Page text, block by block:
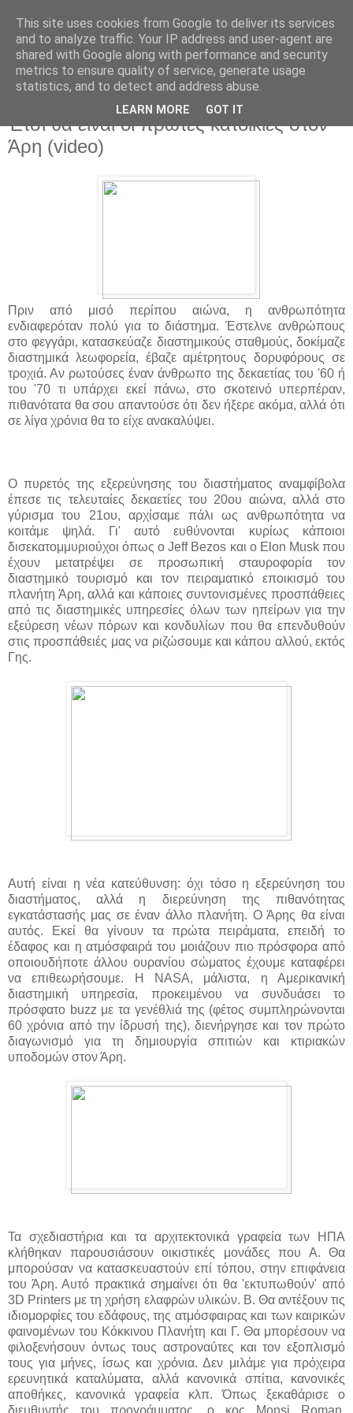
Έτσι θα είναι οι πρώτες κατοικίες στον
Άρη (video)
Πριν από μισό περίπου αιώνα, η ανθρωπότητα
ενδιαφερόταν πολύ για το διάστημα. Έστελνε ανθρώπους
στο φεγγάρι, κατασκεύαζε διαστημικούς σταθμούς, δοκίμαζε
διαστημικά λεωφορεία, έβαζε αμέτρητους δορυφόρους σε
τροχιά. Αν ρωτούσες έναν άνθρωπο της δεκαετίας του '60 ή
του '70 τι υπάρχει εκεί πάνω, στο σκοτεινό υπερπέραν,
πιθανότατα θα σου απαντούσε ότι δεν ήξερε ακόμα, αλλά ότι
σε λίγα χρόνια θα το είχε ανακαλύψει.
Ο πυρετός της εξερεύνησης του διαστήματος αναμφίβολα
έπεσε τις τελευταίες δεκαετίες του 20ου αιώνα, αλλά στο
γύρισμα του 21ου, αρχίσαμε πάλι ως ανθρωπότητα να
κοιτάμε ψηλά. Γι' αυτό ευθύνονται κυρίως κάποιοι
δισεκατομμυριούχοι όπως ο Jeff Bezos και ο Elon Musk που
έχουν μετατρέψει σε προσωπική σταυροφορία τον
διαστημικό τουρισμό και τον πειραματικό εποικισμό του
πλανήτη Άρη, αλλά και κάποιες συντονισμένες προσπάθειες
από τις διαστημικές υπηρεσίες όλων των ηπείρων για την
εξεύρεση νέων πόρων και κονδυλίων που θα επενδυθούν
στις προσπάθειές μας να ριζώσουμε και κάπου αλλού, εκτός
Γης.
Αυτή είναι η νέα κατεύθυνση: όχι τόσο η εξερεύνηση του
διαστήματος, αλλά η διερεύνηση της πιθανότητας
εγκατάστασής μας σε έναν άλλο πλανήτη. Ο Άρης θα είναι
αυτός. Εκεί θα γίνουν τα πρώτα πειράματα, επειδή το
έδαφος και η ατμόσφαιρά του μοιάζουν πιο πρόσφορα από
οποιουδήποτε άλλου ουρανίου σώματος έχουμε καταφέρει
να επιθεωρήσουμε. Η NASA, μάλιστα, η Αμερικανική
διαστημική υπηρεσία, προκειμένου να συνδυάσει το
πρόσφατο buzz με τα γενέθλιά της (φέτος συμπληρώνονται
60 χρόνια από την ίδρυσή της), διενήργησε και τον πρώτο
διαγωνισμό για τη δημιουργία σπιτιών και κτιριακών
υποδομών στον Άρη.
Τα σχεδιαστήρια και τα αρχιτεκτονικά γραφεία των ΗΠΑ
κλήθηκαν παρουσιάσουν οικιστικές μονάδες που Α. Θα
μπορούσαν να κατασκευαστούν επί τόπου, στην επιφάνεια
του Άρη. Αυτό πρακτικά σημαίνει ότι θα 'εκτυπωθούν' από
3D Printers με τη χρήση ελαφρών υλικών. Β. Θα αντέξουν τις
ιδιομορφίες του εδάφους, της ατμόσφαιρας και των καιρικών
φαινομένων του Κόκκινου Πλανήτη και Γ. Θα μπορέσουν να
φιλοξενήσουν όντως τους αστροναύτες και τον εξοπλισμό
τους για μήνες, ίσως και χρόνια. Δεν μιλάμε για πρόχειρα
ερευνητικά καταλύματα, αλλά κανονικά σπίτια, κανονικές
αποθήκες, κανονικά γραφεία κλπ. Όπως ξεκαθάρισε ο
This site uses cookies from Google to deliver its services
and to analyze traffic. Your IP address and user-agent are
shared with Google along with performance and security
metrics to ensure quality of service, generate usage
statistics, and to detect and address abuse.
LEARN MORE GOT IT